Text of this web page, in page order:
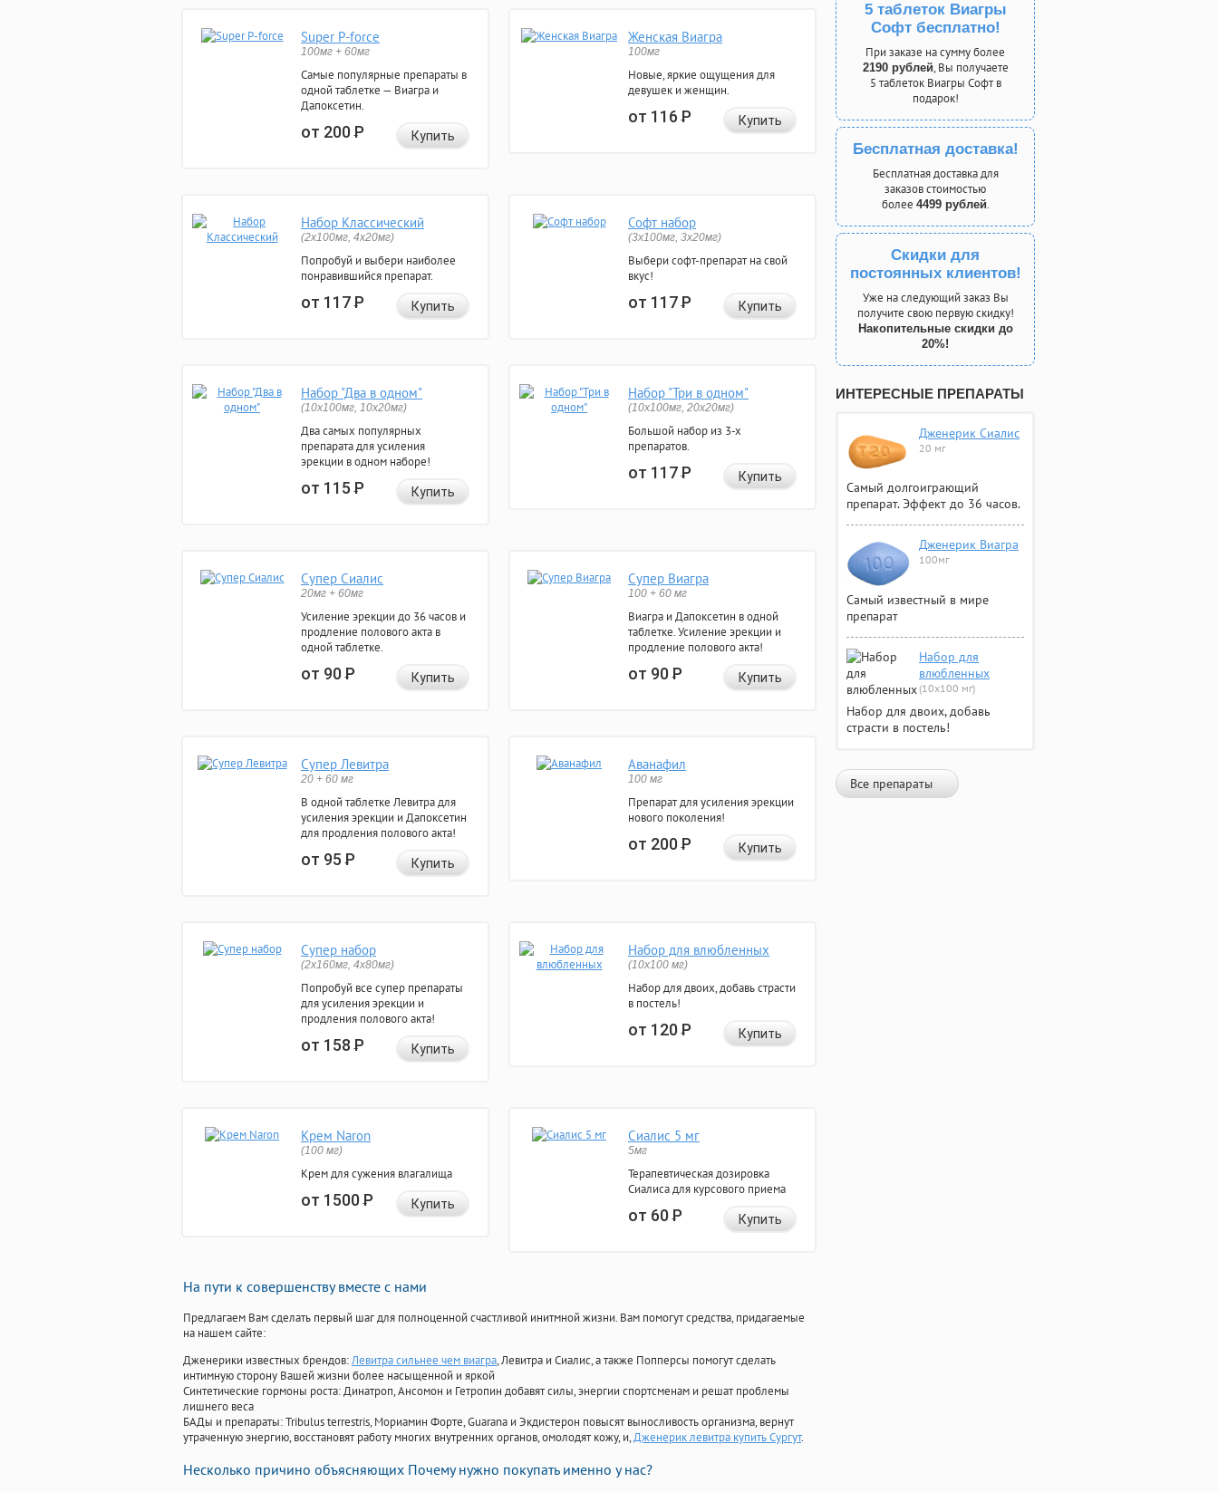
Super P-force
100мг + 60мг
Самые популярные препараты в
одной таблетке — Виагра и
Дапоксетин.
от 200Р Купить
Женская Виагра
100мг
Новые, яркие ощущения для
девушек и женщин.
от 116Р Купить
Набор Классический
(2x100мг, 4x20мг)
Попробуй и выбери наиболее
понравившийся препарат.
от 117Р Купить
Софт набор
(3x100мг, 3x20мг)
Выбери софт-препарат на свой
вкус!
от 117Р Купить
Набор "Два в одном"
(10x100мг, 10x20мг)
Два самых популярных
препарата для усиления
эрекции в одном наборе!
от 115Р Купить
Набор "Три в одном"
(10x100мг, 20x20мг)
Большой набор из 3-х
препаратов.
от 117Р Купить
Супер Сиалис
20мг + 60мг
Усиление эрекции до 36 часов и
продление полового акта в
одной таблетке.
от 90Р Купить
Супер Виагра
100 + 60 мг
Виагра и Дапоксетин в одной
таблетке. Усиление эрекции и
продление полового акта!
от 90Р Купить
Супер Левитра
20 + 60 мг
В одной таблетке Левитра для
усиления эрекции и Дапоксетин
для продления полового акта!
от 95Р Купить
Аванафил
100 мг
Препарат для усиления эрекции
нового поколения!
от 200Р Купить
Супер набор
(2х160мг, 4х80мг)
Попробуй все супер препараты
для усиления эрекции и
продления полового акта!
от 158Р Купить
Набор для влюбленных
(10х100 мг)
Набор для двоих, добавь страсти
в постель!
от 120Р Купить
Крем Naron
(100 мг)
Крем для сужения влагалища
от 1500Р Купить
Сиалис 5 мг
5мг
Терапевтическая дозировка
Сиалиса для курсового приема
от 60Р Купить
На пути к совершенству вместе с нами
Предлагаем Вам сделать первый шаг для полноценной счастливой инитмной жизни. Вам помогут средства, придагаемые
на нашем сайте:
Дженерики известных брендов:Левитра сильнее чем виагра, Левитра и Сиалис, а также Попперсы помогут сделать
интимную сторону Вашей жизни более насыщенной и яркой
Синтетические гормоны роста: Динатроп, Ансомон и Гетропин добавят силы, энергии спортсменам и решат проблемы
лишнего веса
БАДы и препараты:Tribulus terrestris, Мориамин Форте, Guarana и Экдистерон повысят выносливость организма, вернут
утраченную энергию, восстановят работу многих внутренних органов, омолодят кожу, и,Дженерик левитра купить Сургут.
Несколько причино объясняющих Почему нужно покупать именно у нас?
5 таблеток Виагры
Софт бесплатно!
При заказе на сумму более
2190 рублей, Вы получаете
5 таблеток Виагры Софт в
подарок!
Бесплатная доставка!
Бесплатная доставка для
заказов стоимостью
более 4499 рублей.
Скидки для
постоянных клиентов!
Уже на следующий заказ Вы
получите свою первую скидку!
Накопительные скидки до
20%!
ИНТЕРЕСНЫЕ ПРЕПАРАТЫ
Дженерик Сиалис
20 мг
Самый долгоиграющий
препарат. Эффект до 36 часов.
Дженерик Виагра
100мг
Самый известный в мире
препарат
Набор для
влюбленных
(10х100 мг)
Набор для двоих, добавь
страсти в постель!
Все препараты